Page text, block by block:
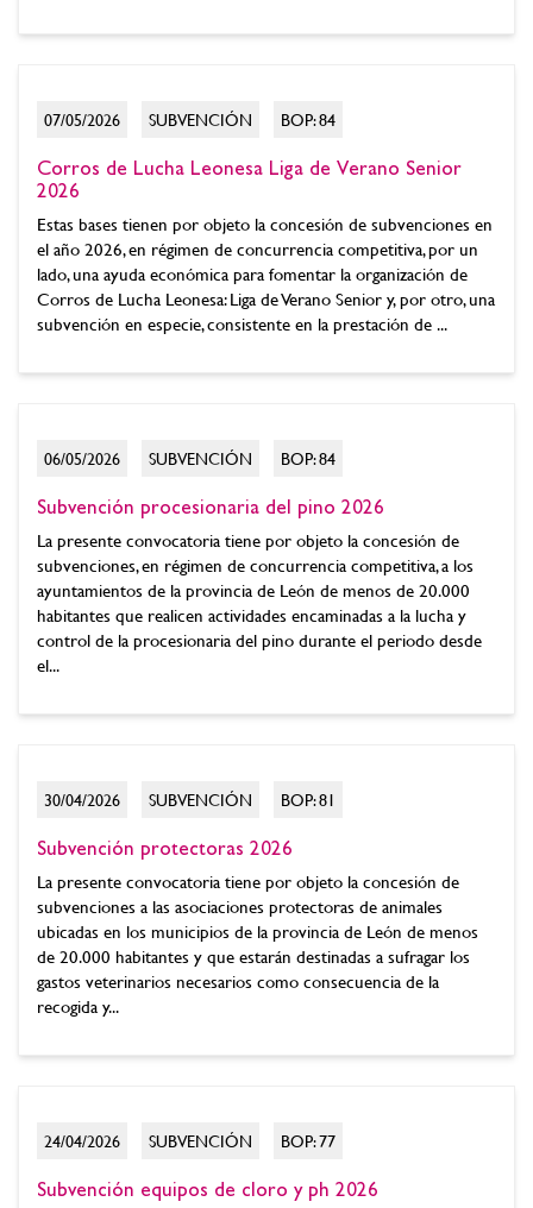
07/05/2026 SUBVENCIÓN BOP: 84
Corros de Lucha Leonesa Liga de Verano Senior
2026
Estas bases tienen por objeto la concesión de subvenciones en
el año 2026, en régimen de concurrencia competitiva, por un
lado, una ayuda económica para fomentar la organización de
Corros de Lucha Leonesa: Liga de Verano Senior y, por otro, una
subvención en especie, consistente en la prestación de ...
06/05/2026 SUBVENCIÓN BOP: 84
Subvención procesionaria del pino 2026
La presente convocatoria tiene por objeto la concesión de
subvenciones, en régimen de concurrencia competitiva, a los
ayuntamientos de la provincia de León de menos de 20.000
habitantes que realicen actividades encaminadas a la lucha y
control de la procesionaria del pino durante el periodo desde
el...
30/04/2026 SUBVENCIÓN BOP: 81
Subvención protectoras 2026
La presente convocatoria tiene por objeto la concesión de
subvenciones a las asociaciones protectoras de animales
ubicadas en los municipios de la provincia de León de menos
de 20.000 habitantes y que estarán destinadas a sufragar los
gastos veterinarios necesarios como consecuencia de la
recogida y...
24/04/2026 SUBVENCIÓN BOP: 77
Subvención equipos de cloro y ph 2026